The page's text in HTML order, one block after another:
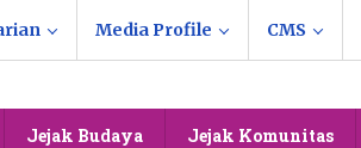
Media Profile CMS
Jejak Budaya Jejak Komunitas